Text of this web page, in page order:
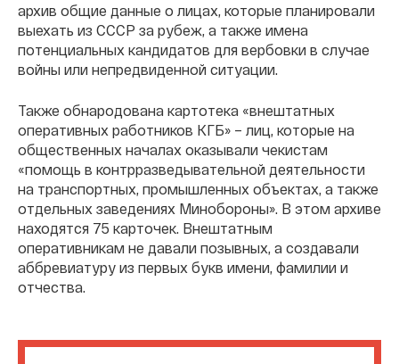
архив общие данные о лицах, которые планировали
выехать из СССР за рубеж, а также имена
потенциальных кандидатов для вербовки в случае
войны или непредвиденной ситуации.
Также обнародована картотека «внештатных
оперативных работников КГБ» – лиц, которые на
общественных началах оказывали чекистам
«помощь в контрразведывательной деятельности
на транспортных, промышленных объектах, а также
отдельных заведениях Минобороны». В этом архиве
находятся 75 карточек. Внештатным
оперативникам не давали позывных, а создавали
аббревиатуру из первых букв имени, фамилии и
отчества.